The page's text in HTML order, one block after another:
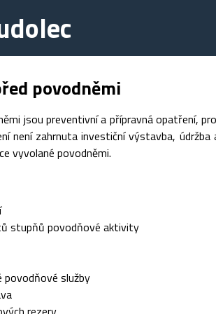
povodněmi
jsou preventivní a přípravná opatření,
není zahrnuta investiční výstavba,
vyvolané povodněmi.
stupňů povodňové aktivity
povodňové služby